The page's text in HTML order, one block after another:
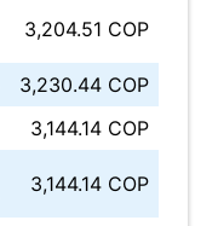
3,204.51 COP
3,230.44 COP
3,144.14 COP
3,144.14 COP